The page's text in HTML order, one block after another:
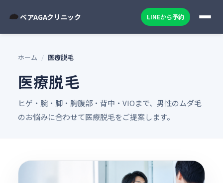
ベアAGAクリニック LINEから予約
ホーム / 医療脱毛
医療脱毛
ヒゲ・腕・脚・胸腹部・背中・VIOまで、男性のムダ毛
のお悩みに合わせて医療脱毛をご提案します。